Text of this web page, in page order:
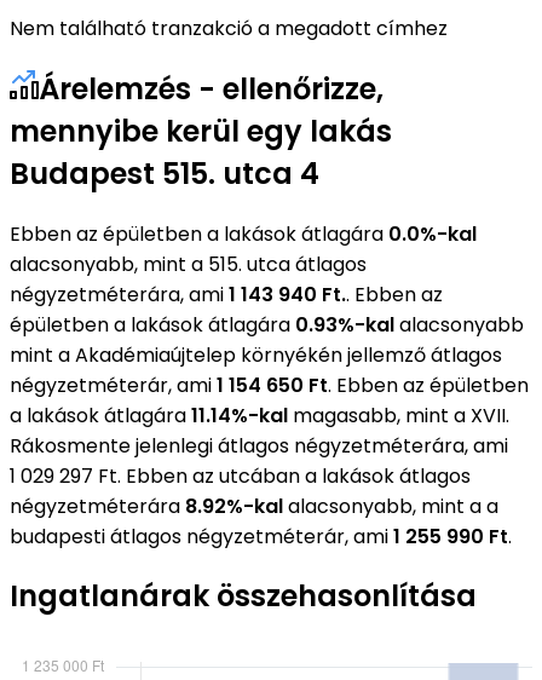
Nem található tranzakció a megadott címhez
Árelemzés - ellenőrizze,
mennyibe kerül egy lakás
Budapest 515. utca 4
Ebben az épületben a lakások átlagára 0.0%-kal
alacsonyabb, mint a 515. utca átlagos
négyzetméterára, ami1 143 940 Ft.. Ebben az
épületben a lakások átlagára 0.93%-kalalacsonyabb
mint a Akadémiaújtelep környékén jellemző átlagos
négyzetméterár, ami1 154 650 Ft. Ebben az épületben
a lakások átlagára11.14%-kal magasabb, mint a XVII.
Rákosmente jelenlegi átlagos négyzetméterára, ami
1 029 297 Ft. Ebben az utcában a lakások átlagos
négyzetméterára 8.92%-kalalacsonyabb, mint a a
budapesti átlagos négyzetméterár, ami1 255 990 Ft.
Ingatlanárak összehasonlítása